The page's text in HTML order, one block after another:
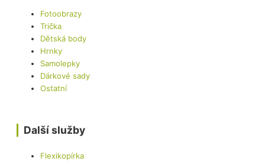
Fotoobrazy
Trička
Dětská body
Hrnky
Samolepky
Dárkové sady
Ostatní
Další služby
Flexikopírka